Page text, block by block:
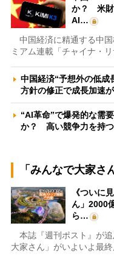
か？ 米財
AI…
中国経済に精通する中国
ミアム連載「チャイナ・
中国経済“予想外の低
方針の修正で成長加速
“AI革命”で爆発的な需
か？ 高い競争力を持
「みんなで大家
《ついに
ん」2000
ら…
本誌『週刊ポスト』が
大家さん」がいよいよ最